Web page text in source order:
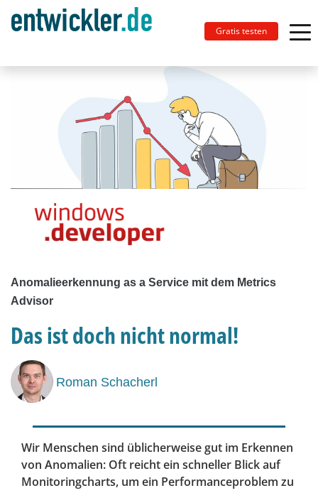
Gratis testen
Anomalieerkennung as a Service mit dem Metrics
Advisor
Das ist doch nicht normal!
Roman Schacherl
Wir Menschen sind üblicherweise gut im Erkennen
von Anomalien: Oft reicht ein schneller Blick auf
Monitoringcharts, um ein Performanceproblem zu